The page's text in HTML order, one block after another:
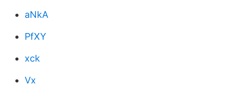
aNkA
PfXY
xck
Vx